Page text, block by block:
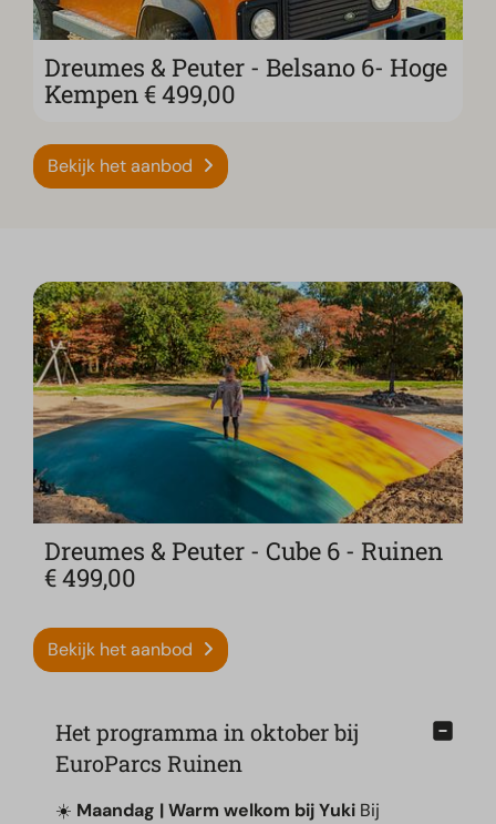
Dreumes & Peuter - Belsano 6- Hoge
Kempen € 499,00
Bekijk het aanbod
Dreumes & Peuter - Cube 6 - Ruinen
€ 499,00
Bekijk het aanbod
Het programma in oktober bij
EuroParcs Ruinen
☀️ Maandag | Warm welkom bij Yuki Bij